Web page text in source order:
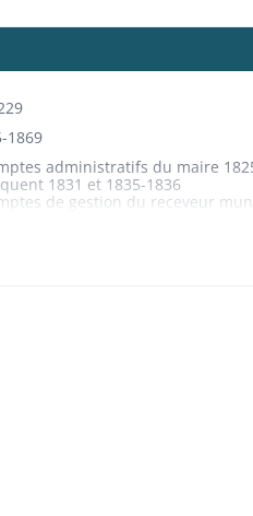
1869
administratifs du maire
1831 et 1835-1836
de gestion du receveur